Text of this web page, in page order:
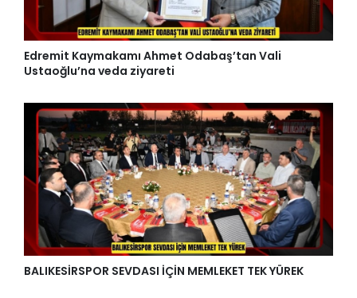
Edremit Kaymakamı Ahmet Odabaş’tan Vali
Ustaoğlu’na veda ziyareti
BALIKESİRSPOR SEVDASI İÇİN MEMLEKET TEK YÜREK